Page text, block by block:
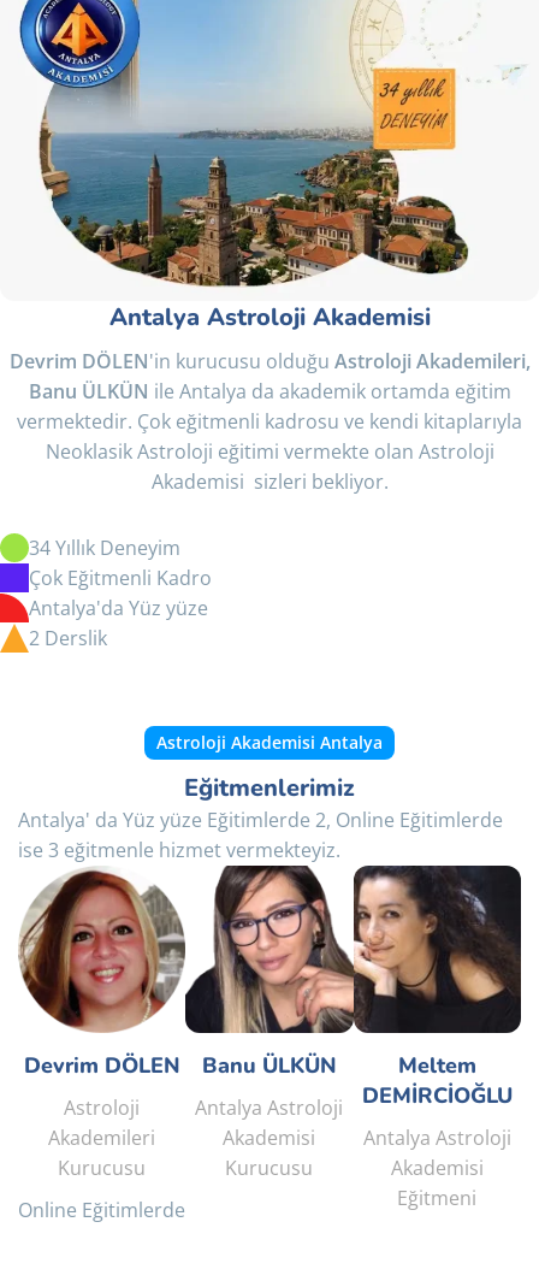
Antalya Astroloji Akademisi
Devrim DÖLEN'in kurucusu olduğu Astroloji Akademileri,
Banu ÜLKÜN ile Antalya da akademik ortamda eğitim
vermektedir. Çok eğitmenli kadrosu ve kendi kitaplarıyla
Neoklasik Astroloji eğitimi vermekte olan Astroloji
Akademisi sizleri bekliyor.
34 Yıllık Deneyim
Çok Eğitmenli Kadro
Antalya'da Yüz yüze
2 Derslik
Astroloji Akademisi Antalya
Eğitmenlerimiz
Antalya' da Yüz yüze Eğitimlerde 2, Online Eğitimlerde
ise 3 eğitmenle hizmet vermekteyiz.
Devrim DÖLEN
Astroloji
Akademileri
Kurucusu
Online Eğitimlerde
Banu ÜLKÜN
Antalya Astroloji
Akademisi
Kurucusu
Meltem
DEMİRCİOĞLU
Antalya Astroloji
Akademisi
Eğitmeni